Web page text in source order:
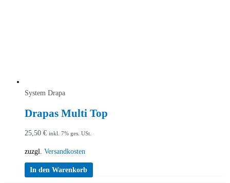
System Drapa
Drapas Multi Top
25,50 € inkl. 7% ges. USt.
zuzgl. Versandkosten
In den Warenkorb